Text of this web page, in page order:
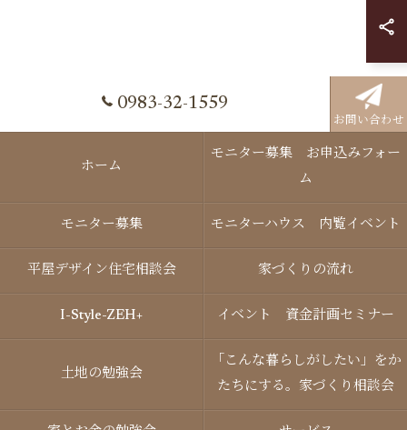
0983-32-1559
お問い合わせ
ホーム
モニター募集 お申込みフォー
ム
モニター募集 モニターハウス 内覧イベント
平屋デザイン住宅相談会 家づくりの流れ
I-Style-ZEH+ イベント 資金計画セミナー
土地の勉強会
「こんな暮らしがしたい」をか
たちにする。家づくり相談会